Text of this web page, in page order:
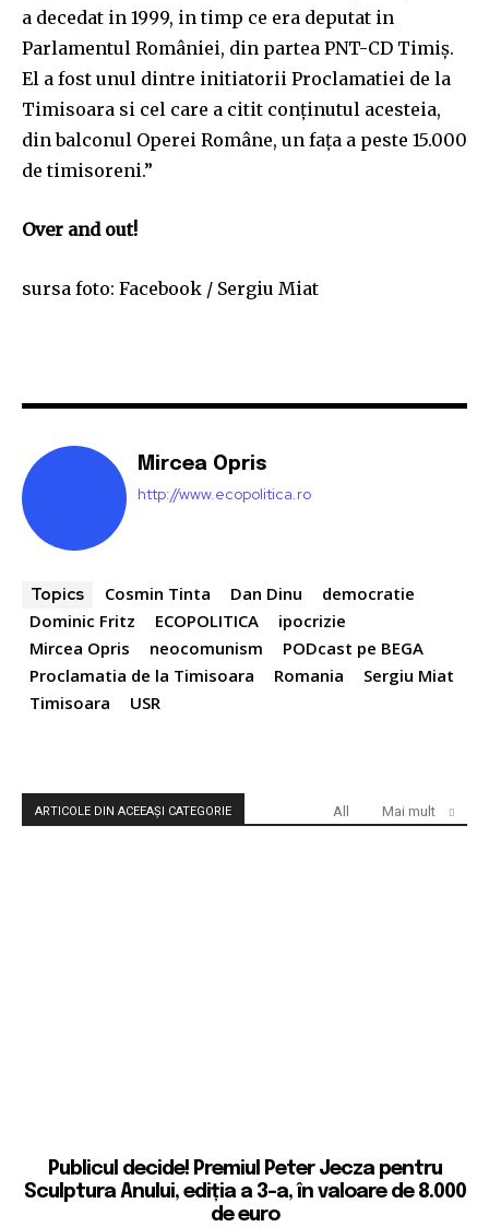
a decedat in 1999, in timp ce era deputat in
Parlamentul României, din partea PNT-CD Timiș.
El a fost unul dintre initiatorii Proclamatiei de la
Timisoara si cel care a citit conținutul acesteia,
din balconul Operei Române, un fața a peste 15.000
de timisoreni.”
Over and out!
sursa foto: Facebook / Sergiu Miat
Mircea Opris
http://www.ecopolitica.ro
Topics Cosmin Tinta Dan Dinu
democratie
Dominic Fritz
ECOPOLITICA
ipocrizie
Mircea Opris
neocomunism
PODcast pe BEGA
Proclamatia de la Timisoara
Romania
Sergiu Miat
Timisoara
USR
ARTICOLE DIN ACEEAȘI CATEGORIE All Mai mult
Publicul decide! Premiul Peter Jecza pentru
Sculptura Anului, ediția a 3-a, în valoare de 8.000
de euro